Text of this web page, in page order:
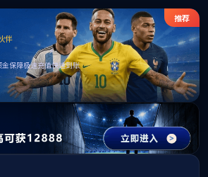
永利集团(中国)有限公司
首页
部门概
况
科技动
态